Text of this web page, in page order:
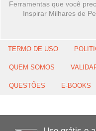
Ferramentas que você
Inspirar Milhares de
TERMO DE USO
QUEM SOMOS
QUESTÕES E-BOOKS